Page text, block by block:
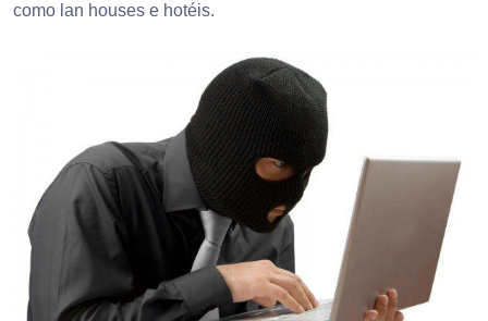
como lan houses e hotéis.